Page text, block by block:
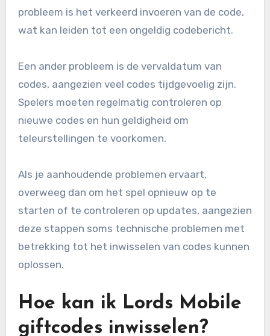
probleem is het verkeerd invoeren van de code,
wat kan leiden tot een ongeldig codebericht.
Een ander probleem is de vervaldatum van
codes, aangezien veel codes tijdgevoelig zijn.
Spelers moeten regelmatig controleren op
nieuwe codes en hun geldigheid om
teleurstellingen te voorkomen.
Als je aanhoudende problemen ervaart,
overweeg dan om het spel opnieuw op te
starten of te controleren op updates, aangezien
deze stappen soms technische problemen met
betrekking tot het inwisselen van codes kunnen
oplossen.
Hoe kan ik Lords Mobile
giftcodes inwisselen?